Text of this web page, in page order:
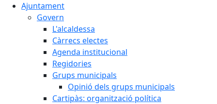
Ajuntament
Govern
L'alcaldessa
Càrrecs electes
Agenda institucional
Regidories
Grups municipals
Opinió dels grups municipals
Cartipàs: organització política